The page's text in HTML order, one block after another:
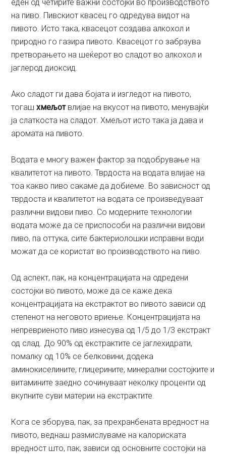
еден од четирите важни состојки во производството
на пиво. Пивскиот квасец го одредува видот на
пивото. Исто така, квасецот создава алкохол и
природно го газира пивото. Квасецот го забрзува
претворањето на шеќерот во сладот во алкохол и
јаглерод диоксид.
Ако сладот ги дава бојата и изгледот на пивото,
тогашхмељотвлијае на вкусот на пивото, менувајќи
ја слаткоста на сладот. Хмељот исто така ја дава и
аромата на пивото.
Водата е многу важен фактор за подобрување на
квалитетот на пивото. Тврдоста на водата влијае на
тоа какво пиво сакаме да добиеме. Во зависност од
тврдоста и квалитетот на водата се произведуваат
различни видови пиво. Со модерните технологии
водата може да се приспособи на различни видови
пиво, па оттука, сите бактериолошки исправни води
можат да се користат во производството на пиво.
Од аспект, пак, на концентрацијата на одредени
состојки во пивото, може да се каже дека
концентрацијата на екстрактот во пивото зависи од
степенот на неговото вриење. Концентрацијата на
непревриеното пиво изнесува од 1/5 до 1/3 екстракт
од слад. До 90% од екстрактите се јаглехидрати,
помалку од 10% се белковини, додека
аминокиселините, глицерините, минерални состојките и
витамините заедно сочинуваат неколку проценти од
вкупните суви материи на екстрактите.
Кога се зборува, пак, за прехранбената вредност на
пивото, веднаш размислуваме на калориската
вредност што, пак, зависи од основните состојки на